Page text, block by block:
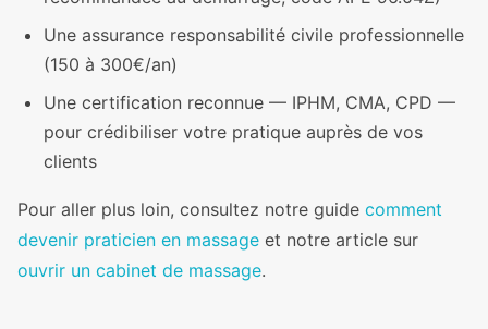
Une assurance responsabilité civile professionnelle
(150 à 300€/an)
Une certification reconnue — IPHM, CMA, CPD —
pour crédibiliser votre pratique auprès de vos
clients
Pour aller plus loin, consultez notre guide comment
devenir praticien en massage et notre article sur
ouvrir un cabinet de massage.